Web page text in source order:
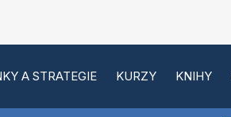
A STRATEGIE KURZY KNIHY